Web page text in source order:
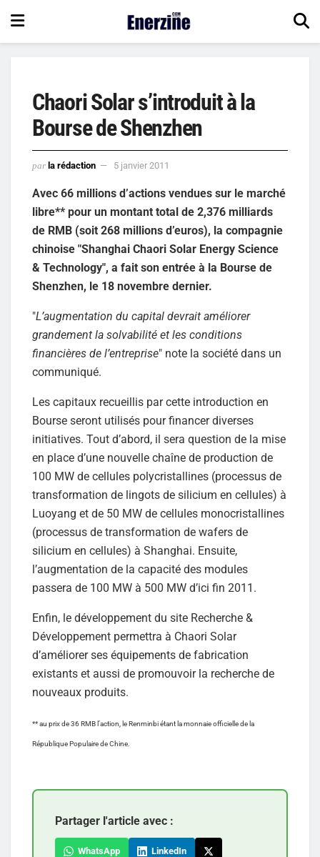
Chaori Solar s’introduit à la
Bourse de Shenzhen
par la rédaction 5 janvier 2011
Avec 66 millions d’actions vendues sur le marché
libre** pour un montant total de 2,376 milliards
de RMB (soit 268 millions d’euros), la compagnie
chinoise "Shanghai Chaori Solar Energy Science
& Technology", a fait son entrée à la Bourse de
Shenzhen, le 18 novembre dernier.
"L’augmentation du capital devrait améliorer
grandement la solvabilité et les conditions
financières de l’entreprise" note la société dans un
communiqué.
Les capitaux recueillis par cette introduction en
Bourse seront utilisés pour financer diverses
initiatives. Tout d’abord, il sera question de la mise
en place d’une nouvelle chaîne de production de
100 MW de cellules polycristallines (processus de
transformation de lingots de silicium en cellules) à
Luoyang et de 50 MW de cellules monocristallines
(processus de transformation de wafers de
silicium en cellules) à Shanghai. Ensuite,
l’augmentation de la capacité des modules
passera de 100 MW à 500 MW d’ici fin 2011.
Enfin, le développement du site Recherche &
Développement permettra à Chaori Solar
d’améliorer ses équipements de fabrication
existants et aussi de promouvoir la recherche de
nouveaux produits.
** au prix de 36 RMB l’action, le Renminbi étant la monnaie officielle de la
République Populaire de Chine.
Partager l'article avec :
WhatsApp LinkedIn